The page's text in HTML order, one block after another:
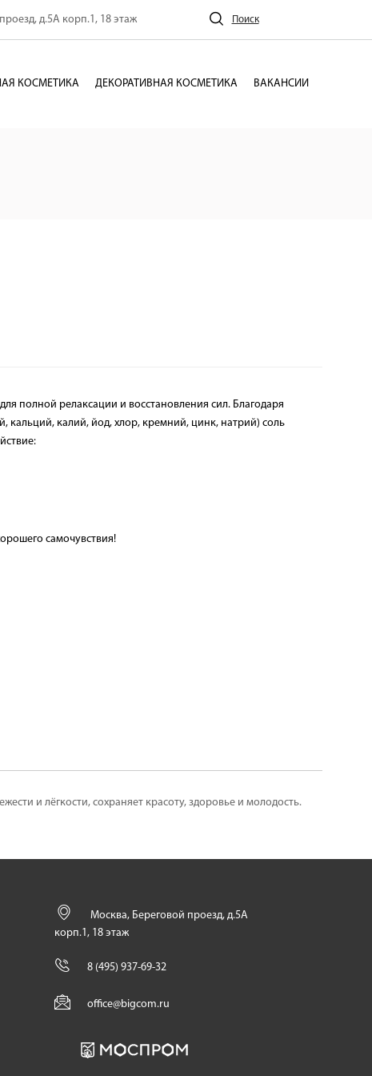
д.5А корп.1, 18 этаж Поиск
КОСМЕТИКА ДЕКОРАТИВНАЯ КОСМЕТИКА ВАКАНСИИ
полной релаксации и восстановления сил. Благодаря
калий, йод, хлор, кремний, цинк, натрий) соль
самочувствия!
и лёгкости, сохраняет красоту, здоровье и молодость.
Москва, Береговой проезд, д.5А
корп.1, 18 этаж
8 (495) 937-69-32
office@bigcom.ru